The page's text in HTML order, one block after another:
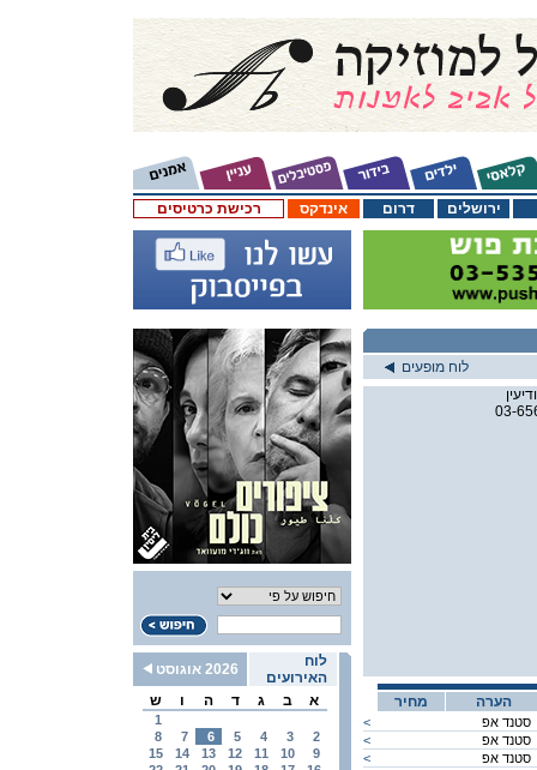
רכישת כרטיסים אינדקס דרום ירושלים
לוח
האירועים
2026 אוגוסט
א
ב ג ד ה ו ש
1
2
3
4
5
6
7
8
9
10
11
12
13
14
15
לוח מופעים
03-
מחיר הערה
<
סטנד אפ
<
סטנד אפ
<
סטנד אפ